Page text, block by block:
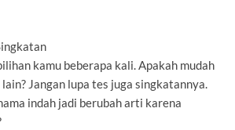
kamu beberapa kali. Apakah mudah
Jangan lupa tes juga singkatannya.
indah jadi berubah arti karena